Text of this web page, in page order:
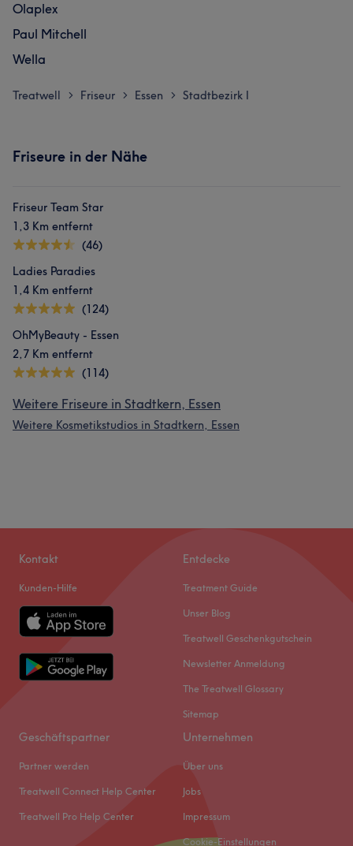
Olaplex
Paul Mitchell
Wella
Treatwell > Friseur > Essen > Stadtbezirk I
Friseure in der Nähe
Friseur Team Star
1,3 Km entfernt
(46)
Ladies Paradies
1,4 Km entfernt
(124)
OhMyBeauty - Essen
2,7 Km entfernt
(114)
Weitere Friseure in Stadtkern, Essen
Weitere Kosmetikstudios in Stadtkern, Essen
Kontakt
Kunden-Hilfe
Entdecke
Treatment Guide
Unser Blog
Treatwell Geschenkgutschein
Newsletter Anmeldung
The Treatwell Glossary
Sitemap
Geschäftspartner
Partner werden
Treatwell Connect Help Center
Treatwell Pro Help Center
Unternehmen
Über uns
Jobs
Impressum
Cookie-Einstellungen